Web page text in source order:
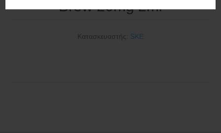
Brew 20mg 2ml
Κατασκευαστής: SKE